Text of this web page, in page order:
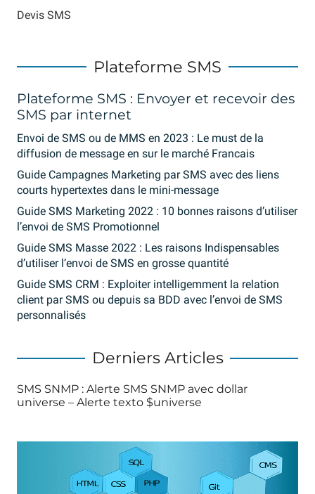
Devis SMS
Plateforme SMS
Plateforme SMS : Envoyer et recevoir des
SMS par internet
Envoi de SMS ou de MMS en 2023 : Le must de la
diffusion de message en sur le marché Francais
Guide Campagnes Marketing par SMS avec des liens
courts hypertextes dans le mini-message
Guide SMS Marketing 2022 : 10 bonnes raisons d’utiliser
l’envoi de SMS Promotionnel
Guide SMS Masse 2022 : Les raisons Indispensables
d’utiliser l’envoi de SMS en grosse quantité
Guide SMS CRM : Exploiter intelligemment la relation
client par SMS ou depuis sa BDD avec l’envoi de SMS
personnalisés
Derniers Articles
SMS SNMP : Alerte SMS SNMP avec dollar
universe – Alerte texto $universe